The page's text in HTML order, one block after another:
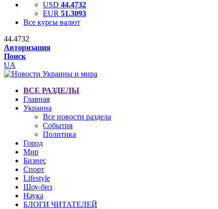
USD 44.4732
EUR 51.3093
Все курсы валют
44.4732
Авторизация
Поиск
UA
ВСЕ РАЗДЕЛЫ
Главная
Украина
Все новости раздела
События
Политика
Город
Мир
Бизнес
Спорт
Lifestyle
Шоу-биз
Наука
БЛОГИ ЧИТАТЕЛЕЙ